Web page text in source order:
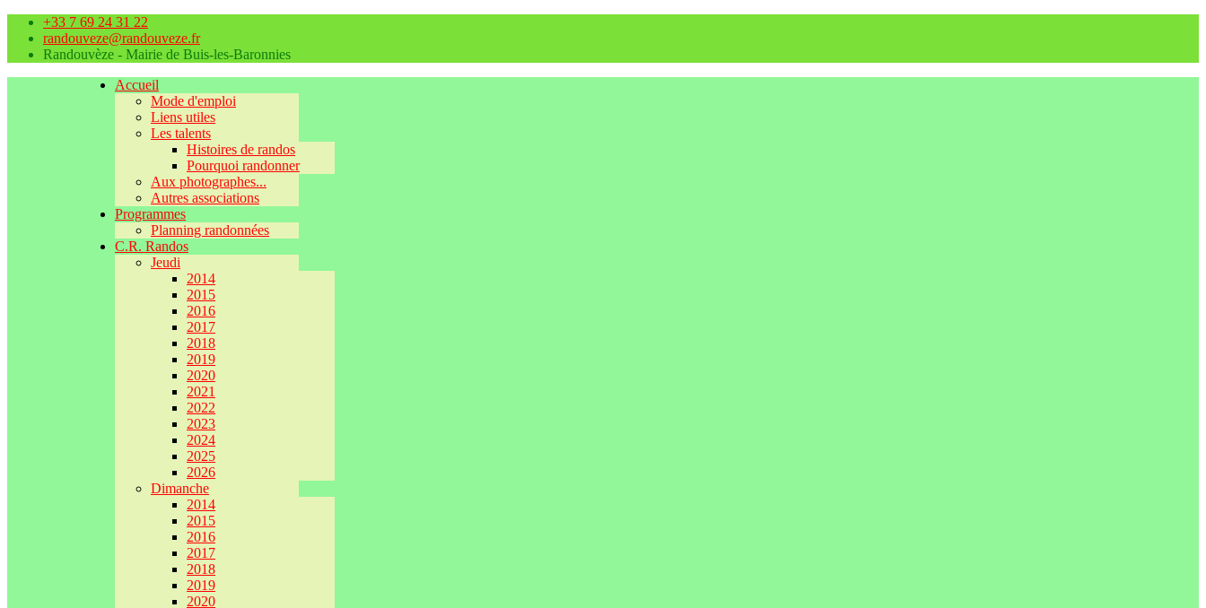
+33 7 69 24 31 22
randouveze@randouveze.fr
Randouvèze - Mairie de Buis-les-Baronnies
Accueil
Mode d'emploi
Liens utiles
Les talents
Histoires de randos
Pourquoi randonner
Aux photographes...
Autres associations
Programmes
Planning randonnées
C.R. Randos
Jeudi
2014
2015
2016
2017
2018
2019
2020
2021
2022
2023
2024
2025
2026
Dimanche
2014
2015
2016
2017
2018
2019
2020